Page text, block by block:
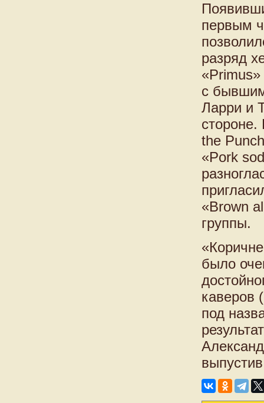
первым
разряд
с
Ларри и
the
«Pork
«Brown
группы.
было
каверов
под